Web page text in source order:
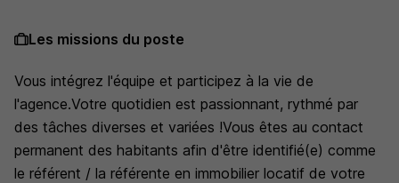
Les missions du poste
Vous intégrez l'équipe et participez à la vie de
l'agence.Votre quotidien est passionnant, rythmé par
des tâches diverses et variées !Vous êtes au contact
permanent des habitants afin d'être identifié(e) comme
le référent / la référente en immobilier locatif de votre